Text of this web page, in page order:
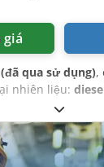
giá
qua sử dụng),
nhiên liệu:
, Năm sản